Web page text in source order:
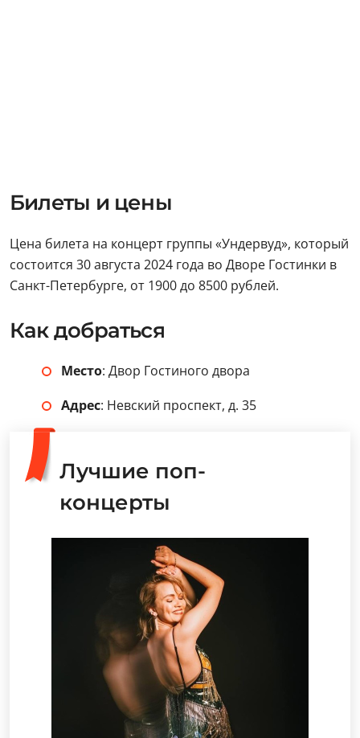
Билеты и цены
Цена билета на концерт группы «Ундервуд», который
состоится 30 августа 2024 года во Дворе Гостинки в
Санкт-Петербурге, от 1900 до 8500 рублей.
Как добраться
Место: Двор Гостиного двора
Адрес: Невский проспект, д. 35
Лучшие поп-
концерты